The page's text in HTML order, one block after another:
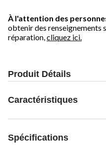
À l'attention des
obtenir des renseignements
réparation, cliquez ici.
Produit Détails
Caractéristiques
Spécifications